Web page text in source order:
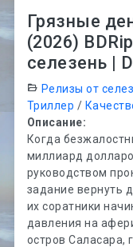
Грязные
(2026)
селезень |
Релизы от
Триллер /
Описание:
Когда
миллиард
руководством
задание вернуть
их соратники
давления на
остров Саласара,